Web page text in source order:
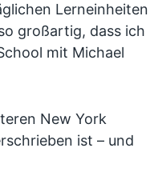
Lerneinheiten
großartig, dass ich
mit Michael
New York
ist – und